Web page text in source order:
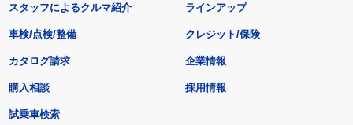
スタッフによるクルマ紹介 ラインアップ
車検/点検/整備 クレジット/保険
カタログ請求
購入相談
試乗車検索
企業情報
採用情報